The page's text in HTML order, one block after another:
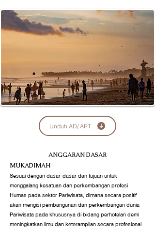
Unduh AD/ ART
ANGGARAN DASAR
MUKADIMAH
Sesuai dengan dasar-dasar dan tujuan untuk
menggalang kesatuan dan perkembangan profesi
Humas pada sektor Pariwisata, dimana secara positif
akan mengisi pembangunan dan perkembangan dunia
Pariwisata pada khususnya di bidang perhotelan demi
meningkatkan ilmu dan keterampilan secara profesional